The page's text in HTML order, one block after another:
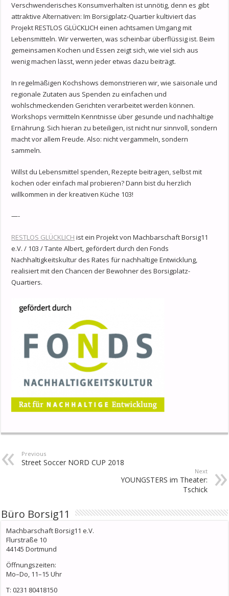
Verschwenderisches Konsumverhalten ist unnötig, denn es gibt
attraktive Alternativen: Im Borsigplatz-Quartier kultiviert das
Projekt RESTLOS GLÜCKLICH einen achtsamen Umgang mit
Lebensmitteln. Wir verwerten, was scheinbar überflüssig ist. Beim
gemeinsamen Kochen und Essen zeigt sich, wie viel sich aus
wenig machen lässt, wenn jeder etwas dazu beiträgt.
In regelmäßigen Kochshows demonstrieren wir, wie saisonale und
regionale Zutaten aus Spenden zu einfachen und
wohlschmeckenden Gerichten verarbeitet werden können.
Workshops vermitteln Kenntnisse über gesunde und nachhaltige
Ernährung. Sich hieran zu beteiligen, ist nicht nur sinnvoll, sondern
macht vor allem Freude. Also: nicht vergammeln, sondern
sammeln.
Willst du Lebensmittel spenden, Rezepte beitragen, selbst mit
kochen oder einfach mal probieren? Dann bist du herzlich
willkommen in der kreativen Küche 103!
—-
RESTLOS GLÜCKLICH ist ein Projekt von Machbarschaft Borsig11
e.V. / 103 / Tante Albert, gefördert durch den Fonds
Nachhaltigkeitskultur des Rates für nachhaltige Entwicklung,
realisiert mit den Chancen der Bewohner des Borsigplatz-
Quartiers.
Previous
Street Soccer NORD CUP 2018
Next
YOUNGSTERS im Theater:
Tschick
Büro Borsig11
Machbarschaft Borsig11 e.V.
Flurstraße 10
44145 Dortmund
Öffnungszeiten:
Mo–Do, 11–15 Uhr
T: 0231 80418150